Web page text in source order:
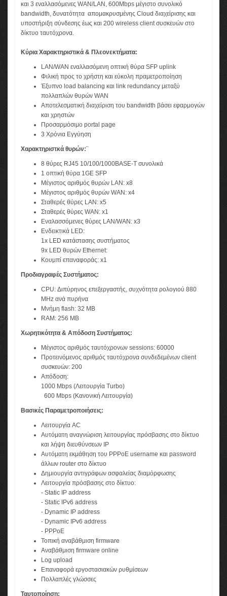
και 3 εναλλασόμενες WAN/LAN, 600Mbps μέγιστο συνολικό
bandwidth, δυνατότητα απομακρυσμένης Cloud διαχείρισης και
υποστήριξη σύνδεσης έως και 200 wireless client συσκευών στο
δίκτυο ταυτόχρονα.
Κύρια Χαρακτηριστικά & Πλεονεκτήματα:
LAN/WAN εναλλασόμενη οπτική θύρα SFP uplink
Φιλική προς το χρήστη και εύκολη πραμετροποίηση
Έξυπνο load balancing και link redundancy μεταξύ
πολλαπλών θυρών WAN
Αποτελεσματική διαχείριση του bandwidth βάσει εφαρμογών
και χρηστών
Προσαρμόσιμο portal page
3 Χρόνια Εγγύηση
Χαρακτηριστκά θυρών:¨
8 θύρες RJ45 10/100/1000BASE-T συνολικά
1 οπτική θύρα 1GE SFP
Μέγιστος αριθμός θυρών LAN: x8
Μέγιστος αριθμός θυρών WAN: x4
Σταθερές θύρες LAN: x5
Σταθερές θύρες WAN: x1
Εναλασσόμενες θύρες LAN/WAN: x3
Ενδεικτικά LED:
1x LED κατάστασης συστήματος
9x LED θυρών Ethernet:
Κουμπί επαναφοράς: x1
Προδιαγραφές Συστήματος:
CPU: Διπύρηνος επεξεργαστής, συχνότητα ρολογιού 880
MHz ανά πυρήνα
Μνήμη flash: 32 MB
RAM: 256 MB
Χωρητικότητα & Απόδοση Συστήματος:
Μέγιστος αριθμός ταυτόχρονων sessions: 60000
Προτεινόμενος αριθμός ταυτόχρονα συνδεδεμένων client
συσκευών: 200
Απόδοση:
1000 Mbps (Λειτουργία Turbo)
600 Mbps (Κανονική Λειτουργία)
Βασικές Παραμετροποιήσεις:
Λειτουργία AC
Αυτόματη αναγνώριση λειτουργίας πρόσβασης στο δίκτυο
και λήψη διευθύνσεων IP
Αυτόματη εκμάθηση του PPPoE username και password
άλλων router στο δίκτυο
Δημιουργία αντιγράφων ασφαλείας διαμόρφωσης
Λειτουργία πρόσβασης στο δίκτυο:
- Static IP address
- Static IPv6 address
- Dynamic IP address
- Dynamic IPv6 address
- PPPoE
Τοπική αναβάθμιση firmware
Aναβάθμιση firmware online
Log upload
Επαναφορά εργοστασιακών ρυθμίσεων
Πολλαπλές γλώσσες
Ταυτοποίηση: